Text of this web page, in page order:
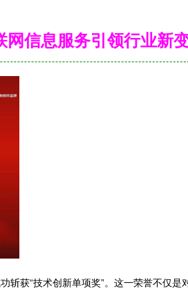
信息服务引领行业新
斩获“技术创新单项奖”。这一荣誉不仅是